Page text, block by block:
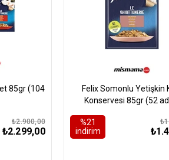
(104
₺2.299,00
₺2.900,00
Felix Somonlu Yetişkin
Konservesi 85gr (52
%21
i̇ndirim